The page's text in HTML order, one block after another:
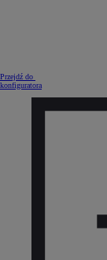
Przejdź do
konfiguratora